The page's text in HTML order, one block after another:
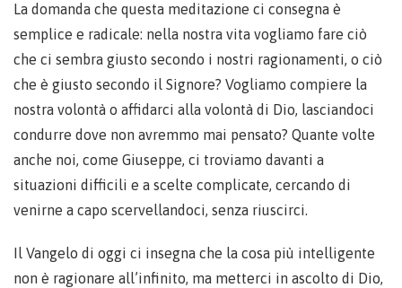
La domanda che questa meditazione ci consegna è
semplice e radicale: nella nostra vita vogliamo fare ciò
che ci sembra giusto secondo i nostri ragionamenti, o ciò
che è giusto secondo il Signore? Vogliamo compiere la
nostra volontà o affidarci alla volontà di Dio, lasciandoci
condurre dove non avremmo mai pensato? Quante volte
anche noi, come Giuseppe, ci troviamo davanti a
situazioni difficili e a scelte complicate, cercando di
venirne a capo scervellandoci, senza riuscirci.
Il Vangelo di oggi ci insegna che la cosa più intelligente
non è ragionare all’infinito, ma metterci in ascolto di Dio,